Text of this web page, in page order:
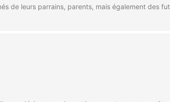
de leurs parrains, parents, mais également des